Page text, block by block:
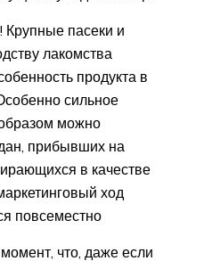
пасеки и
лакомства
продукта в
сильное
можно
прибывших на
в качестве
ход
повсеместно
что, даже если